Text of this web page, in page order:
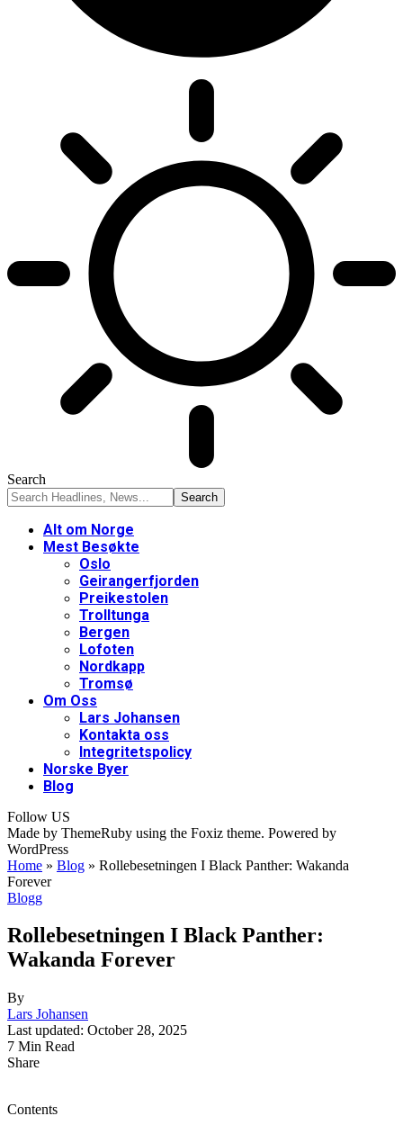
Search
Alt om Norge
Mest Besøkte
Oslo
Geirangerfjorden
Preikestolen
Trolltunga
Bergen
Lofoten
Nordkapp
Tromsø
Om Oss
Lars Johansen
Kontakta oss
Integritetspolicy
Norske Byer
Blog
Follow US
Made by ThemeRuby using the Foxiz theme. Powered by
WordPress
Home » Blog » Rollebesetningen I Black Panther: Wakanda
Forever
Blogg
Rollebesetningen I Black Panther:
Wakanda Forever
By
Lars Johansen
Last updated: October 28, 2025
7 Min Read
Share
Contents